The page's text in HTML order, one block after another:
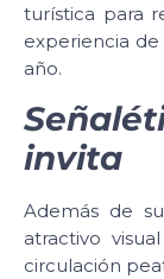
turística para
experiencia
año.
invita
Además de
atractivo
circulación